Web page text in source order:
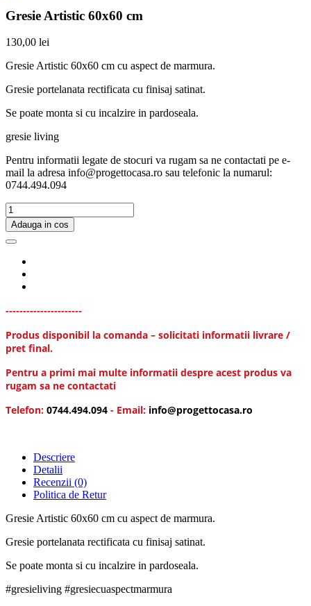
Gresie Artistic 60x60 cm
130,00 lei
Gresie Artistic 60x60 cm cu aspect de marmura.
Gresie portelanata rectificata cu finisaj satinat.
Se poate monta si cu incalzire in pardoseala.
gresie living
Pentru informatii legate de stocuri va rugam sa ne contactati pe e-
mail la adresa info@progettocasa.ro sau telefonic la numarul:
0744.494.094
Adauga in cos
----------------------
Produs disponibil la comanda – solicitati informatii livrare /
pret final.
Pentru a primi mai multe informatii despre acest produs va
rugam sa ne contactati
Telefon: 0744.494.094 - Email: info@progettocasa.ro
Descriere
Detalii
Recenzii (0)
Politica de Retur
Gresie Artistic 60x60 cm cu aspect de marmura.
Gresie portelanata rectificata cu finisaj satinat.
Se poate monta si cu incalzire in pardoseala.
#gresieliving #gresiecuaspectmarmura